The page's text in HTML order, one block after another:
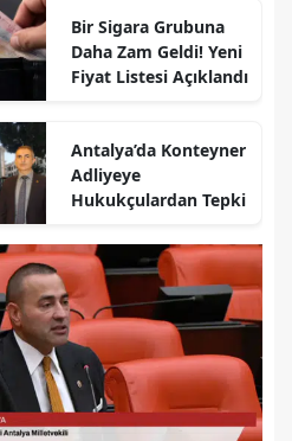
Bir Sigara Grubuna
Daha Zam Geldi! Yeni
Fiyat Listesi Açıklandı
Antalya’da Konteyner
Adliyeye
Hukukçulardan Tepki